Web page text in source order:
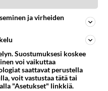
Ernest Lawson esitteli uudet TTK-tähtioppilaat ja opettajat torstaina 6.8. lehdistölle. Tulevalla kaudella on yksi hausk
Jos SDP ei voita reilusti, persut kumoavat demokratian Suomesta
Näin tekisi ainakin Rydman seuratessaan idolinsa Trumpin mallia https://www.is.fi/politiikka/art-2000012187244.html
ja virheiden
Suostumuksesi koskee
voi vaikuttaa
saattavat perustella
voit vastustaa tätä tai
"Asetukset" linkkiä.